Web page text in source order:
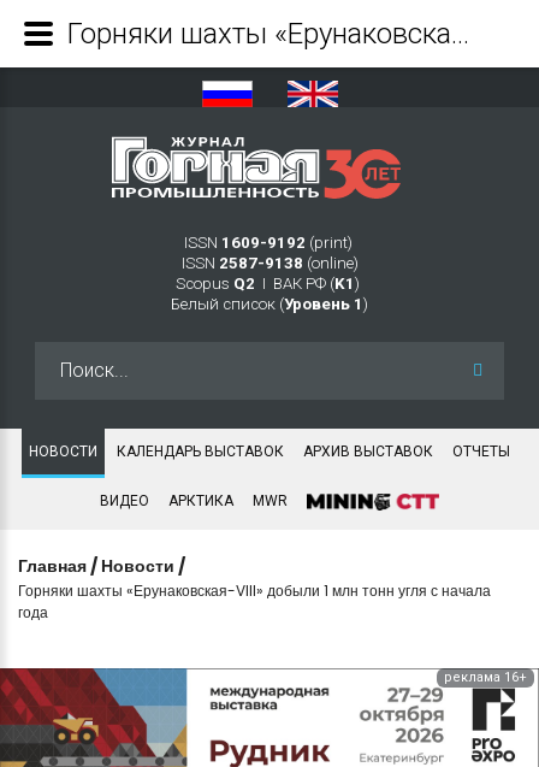
ISSN 1609-9192 (print)
ISSN 2587-9138 (online)
Scopus Q2 Ι ВАК РФ (K1 )
Белый список (Уровень 1 )
НОВОСТИ КАЛЕНДАРЬ ВЫСТАВОК АРХИВ ВЫСТАВОК ОТЧЕТЫ
ВИДЕО АРКТИКА MWR
Главная / Новости /
Горняки шахты «Ерунаковская-VIII» добыли 1 млн тонн угля с начала
года
реклама 16+
Горняки шахты «Ерунаковская-VIII» добыли 1 млн тонн угля с начала года - Журнал Горная промышленность